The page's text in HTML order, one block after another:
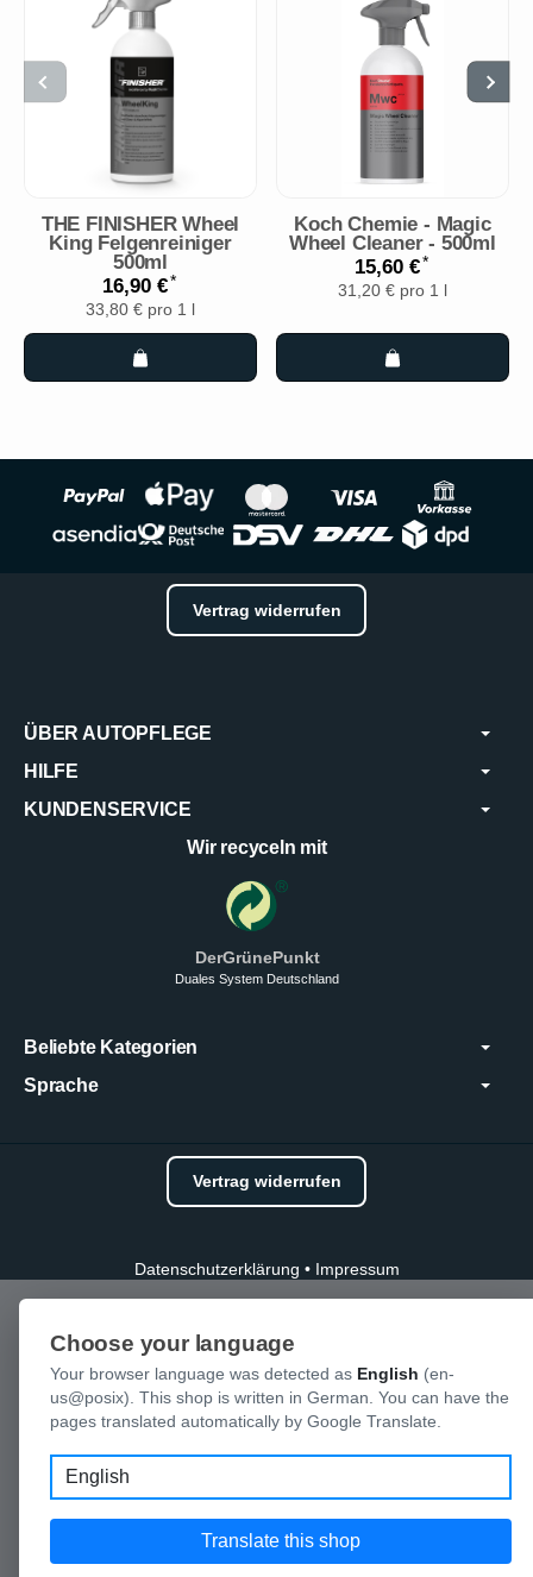
THE FINISHER Wheel
King Felgenreiniger
500ml
16,90 €*
33,80 € pro 1 l
Koch Chemie - Magic
Wheel Cleaner - 500ml
15,60 €*
31,20 € pro 1 l
Vertrag widerrufen
ÜBER AUTOPFLEGE
HILFE
KUNDENSERVICE
Wir recyceln mit
DerGrünePunkt
Duales System Deutschland
Beliebte Kategorien
Sprache
Vertrag widerrufen
Datenschutzerklärung • Impressum
Choose your language
Your browser language was detected as English (en-
us@posix). This shop is written in German. You can have the
pages translated automatically by Google Translate.
Language
Translate this shop